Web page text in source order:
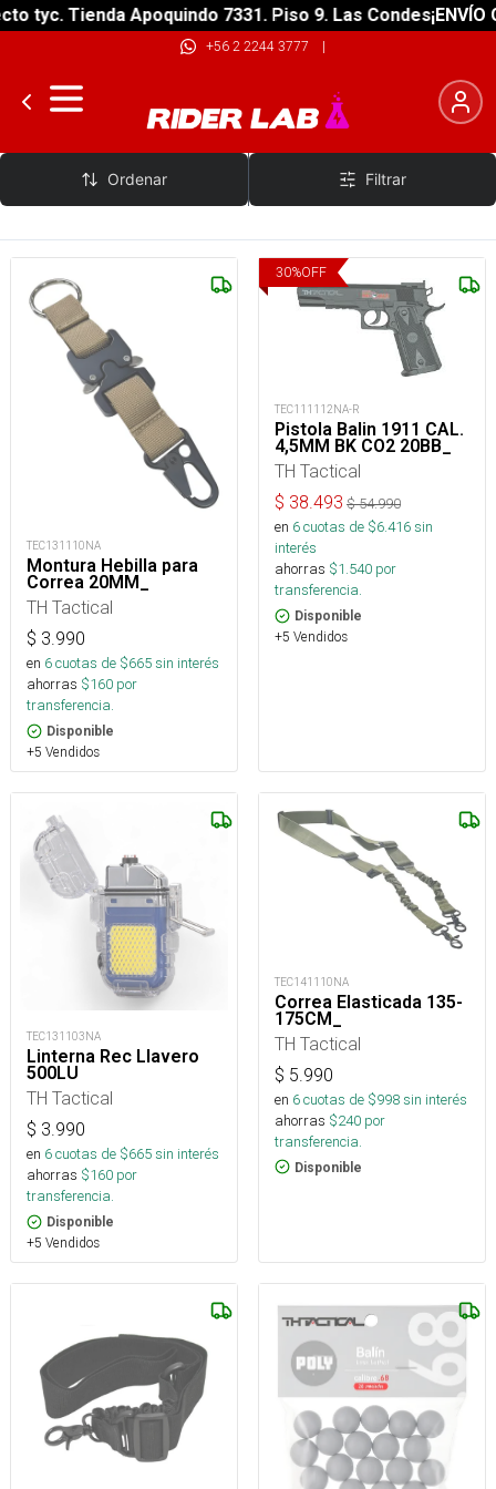
tyc. Tienda Apoquindo 7331. Piso 9. Las Condes¡ENVÍO
+56 2 2244 3777 |
TH Tactical
Ordenar Filtrar
TEC131110NA
Montura Hebilla para
Correa 20MM_
TH Tactical
$ 3.990
en 6cuotas de $665sin interés
ahorras $160 por
transferencia.
Disponible
+5 Vendidos
30%OFF
TEC111112NA-R
Pistola Balin 1911 CAL.
4,5MM BK CO2 20BB_
TH Tactical
$ 38.493 $54.990
en 6cuotas de $6.416sin
interés
ahorras $1.540 por
transferencia.
Disponible
+5 Vendidos
TEC131103NA
Linterna Rec Llavero
500LU
TH Tactical
$ 3.990
en 6cuotas de $665sin interés
ahorras $160 por
transferencia.
Disponible
+5 Vendidos
TEC141110NA
Correa Elasticada 135-
175CM_
TH Tactical
$ 5.990
en 6cuotas de $998sin interés
ahorras $240 por
transferencia.
Disponible